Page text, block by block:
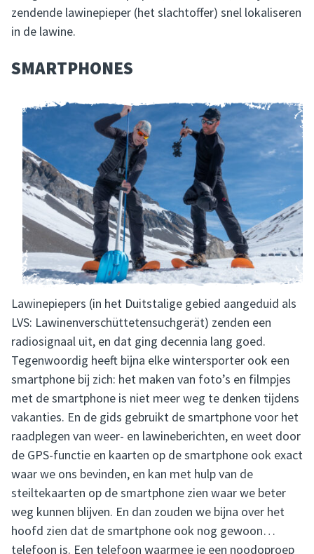
zendende lawinepieper (het slachtoffer) snel lokaliseren
in de lawine.
SMARTPHONES
Lawinepiepers (in het Duitstalige gebied aangeduid als
LVS: Lawinenverschüttetensuchgerät) zenden een
radiosignaal uit, en dat ging decennia lang goed.
Tegenwoordig heeft bijna elke wintersporter ook een
smartphone bij zich: het maken van foto’s en filmpjes
met de smartphone is niet meer weg te denken tijdens
vakanties. En de gids gebruikt de smartphone voor het
raadplegen van weer- en lawineberichten, en weet door
de GPS-functie en kaarten op de smartphone ook exact
waar we ons bevinden, en kan met hulp van de
steiltekaarten op de smartphone zien waar we beter
weg kunnen blijven. En dan zouden we bijna over het
hoofd zien dat de smartphone ook nog gewoon…
telefoon is. Een telefoon waarmee je een noodoproep